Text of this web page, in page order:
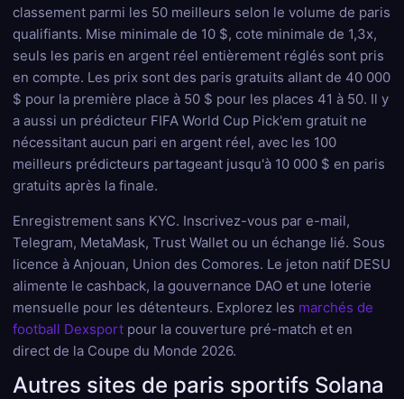
classement parmi les 50 meilleurs selon le volume de paris
qualifiants. Mise minimale de 10 $, cote minimale de 1,3x,
seuls les paris en argent réel entièrement réglés sont pris
en compte. Les prix sont des paris gratuits allant de 40 000
$ pour la première place à 50 $ pour les places 41 à 50. Il y
a aussi un prédicteur FIFA World Cup Pick'em gratuit ne
nécessitant aucun pari en argent réel, avec les 100
meilleurs prédicteurs partageant jusqu'à 10 000 $ en paris
gratuits après la finale.
Enregistrement sans KYC. Inscrivez-vous par e-mail,
Telegram, MetaMask, Trust Wallet ou un échange lié. Sous
licence à Anjouan, Union des Comores. Le jeton natif DESU
alimente le cashback, la gouvernance DAO et une loterie
mensuelle pour les détenteurs. Explorez les marchés de
football Dexsport pour la couverture pré-match et en
direct de la Coupe du Monde 2026.
Autres sites de paris sportifs Solana